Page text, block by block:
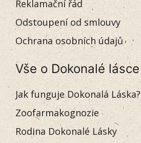
Reklamační řád
Odstoupení od smlouvy
Ochrana osobních údajů
Vše o Dokonalé lásce
Jak funguje Dokonalá Láska?
Zoofarmakognozie
Rodina Dokonalé Lásky